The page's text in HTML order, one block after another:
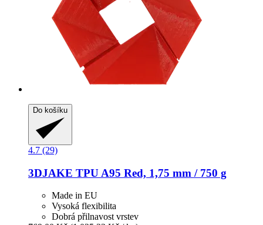
Do košíku
4.7 (29)
3DJAKE TPU A95 Red, 1,75 mm / 750 g
Made in EU
Vysoká flexibilita
Dobrá přilnavost vrstev